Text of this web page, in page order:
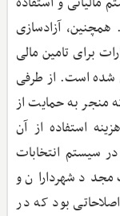
آزادسازی
برای تامین مالی
شده است. از طرفی
منجر به حمایت از
استفاده از آن
سیستم انتخابات
شهرداران و
یکی دیگر از اصلاحاتی بود که در